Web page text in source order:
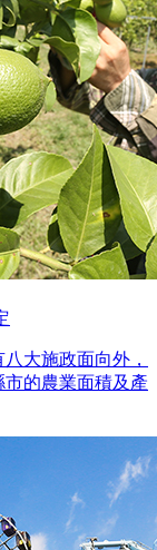
大施政面向外，
的農業面積及產